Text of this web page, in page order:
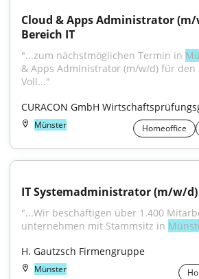
Cloud & Apps Administrator
Bereich IT
"...zum nächstmöglichen Termin in
& Apps Administrator (m/w/d) für den
Voll..."
CURACON GmbH
Münster Homeoffice
IT Systemadministrator (m/w/d)
"...Wir beschäftigen über 1.400
unternehmen mit Stammsitz in
H. Gautzsch Firmengruppe
Münster